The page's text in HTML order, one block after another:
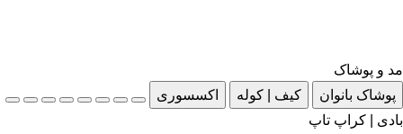
مد و پوشاک
پوشاک بانوان
کیف | کوله
اکسسوری
بادی | کراپ تاپ